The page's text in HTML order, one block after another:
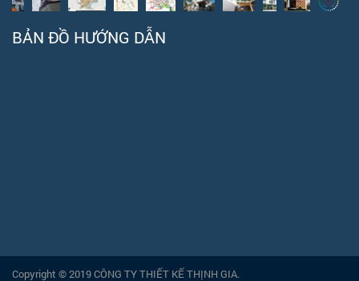
BẢN ĐỒ HƯỚNG DẪN
Copyright © 2019 CÔNG TY THIẾT KẾ THỊNH GIA.